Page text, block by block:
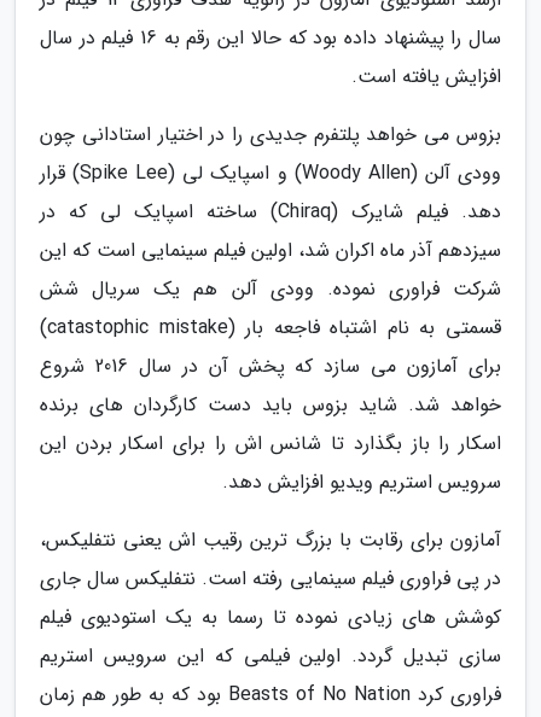
سال را پیشنهاد داده بود که حالا این رقم به 16 فیلم در سال
افزایش یافته است.
بزوس می خواهد پلتفرم جدیدی را در اختیار استادانی چون
وودی آلن (Woody Allen) و اسپایک لی (Spike Lee) قرار
دهد. فیلم شایرک (Chiraq) ساخته اسپایک لی که در
سیزدهم آذر ماه اکران شد، اولین فیلم سینمایی است که این
شرکت فراوری نموده. وودی آلن هم یک سریال شش
قسمتی به نام اشتباه فاجعه بار (catastophic mistake)
برای آمازون می سازد که پخش آن در سال 2016 شروع
خواهد شد. شاید بزوس باید دست کارگردان های برنده
اسکار را باز بگذارد تا شانس اش را برای اسکار بردن این
سرویس استریم ویدیو افزایش دهد.
آمازون برای رقابت با بزرگ ترین رقیب اش یعنی نتفلیکس،
در پی فراوری فیلم سینمایی رفته است. نتفلیکس سال جاری
کوشش های زیادی نموده تا رسما به یک استودیوی فیلم
سازی تبدیل گردد. اولین فیلمی که این سرویس استریم
فراوری کرد Beasts of No Nation بود که به طور هم زمان